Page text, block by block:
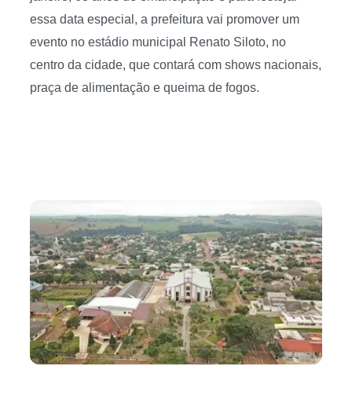
essa data especial, a prefeitura vai promover um
evento no estádio municipal Renato Siloto, no
centro da cidade, que contará com shows nacionais,
praça de alimentação e queima de fogos.